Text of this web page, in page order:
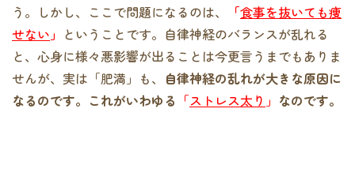
う。しかし、ここで問題になるのは、
「食事を抜いても痩
せない 」 ということです。自律神経のバランスが乱れる
と、心身に様々悪影響が出ることは今更言うまでもありま
せんが、実は「肥満」も、
自律神経の乱れが大きな原因に
なるのです。これがいわゆる 「ストレス太り 」 なのです。